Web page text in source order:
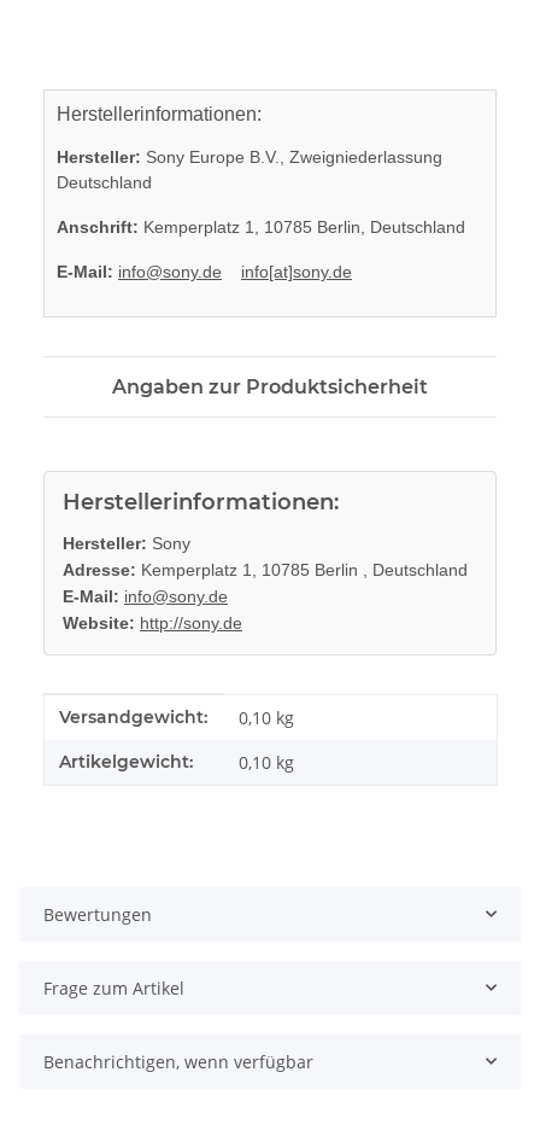
Herstellerinformationen:
Hersteller: Sony Europe B.V., Zweigniederlassung
Deutschland
Anschrift: Kemperplatz 1, 10785 Berlin, Deutschland
E-Mail: info@sony.de info[at]sony.de
Angaben zur Produktsicherheit
Herstellerinformationen:
Hersteller: Sony
Adresse: Kemperplatz 1, 10785 Berlin , Deutschland
E-Mail: info@sony.de
Website: http://sony.de
Produkteigenschaft
Wert
Versandgewicht: 0,10 kg
Artikelgewicht: 0,10 kg
Bewertungen
Frage zum Artikel
Benachrichtigen, wenn verfügbar